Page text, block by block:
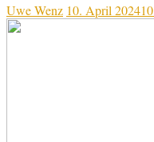
Uwe Wenz 10. April 2024